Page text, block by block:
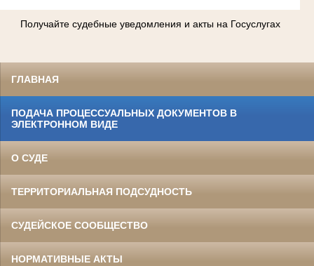
Получайте судебные уведомления и акты на Госуслугах
ГЛАВНАЯ
ПОДАЧА ПРОЦЕССУАЛЬНЫХ ДОКУМЕНТОВ В
ЭЛЕКТРОННОМ ВИДЕ
О СУДЕ
ТЕРРИТОРИАЛЬНАЯ ПОДСУДНОСТЬ
СУДЕЙСКОЕ СООБЩЕСТВО
НОРМАТИВНЫЕ АКТЫ